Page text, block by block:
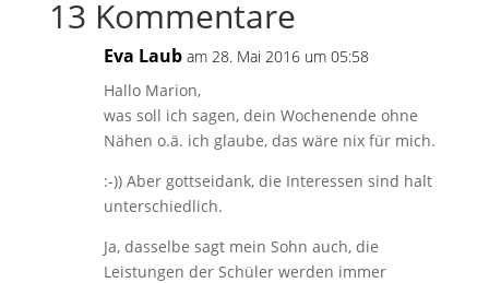
13 Kommentare
Eva Laub am 28. Mai 2016 um 05:58
Hallo Marion,
was soll ich sagen, dein Wochenende ohne
Nähen o.ä. ich glaube, das wäre nix für mich.
:-)) Aber gottseidank, die Interessen sind halt
unterschiedlich.
Ja, dasselbe sagt mein Sohn auch, die
Leistungen der Schüler werden immer